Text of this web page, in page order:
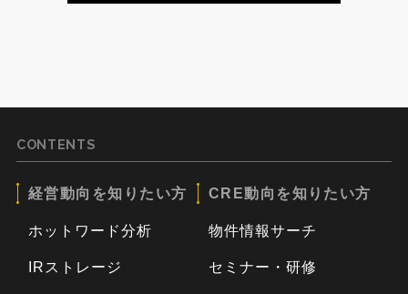
CONTENTS
経営動向を知りたい方
ホットワード分析
IRストレージ
CRE動向を知りたい方
物件情報サーチ
セミナー・研修